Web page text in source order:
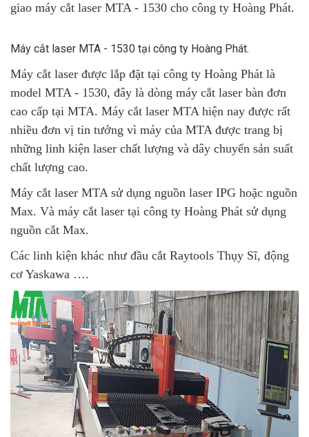
giao máy cắt laser MTA - 1530 cho công ty Hoàng Phát.
Máy cắt laser MTA - 1530 tại công ty Hoàng Phát.
Máy cắt laser được lắp đặt tại công ty Hoàng Phát là
model MTA - 1530, đây là dòng máy cắt laser bàn đơn
cao cấp tại MTA. Máy cắt laser MTA hiện nay được rất
nhiều đơn vị tin tưởng vì máy của MTA được trang bị
những linh kiện laser chất lượng và dây chuyển sản suất
chất lượng cao.
Máy cắt laser MTA sử dụng nguồn laser IPG hoặc nguồn
Max. Và máy cắt laser tại công ty Hoàng Phát sử dụng
nguồn cắt Max.
Các linh kiện khác như đầu cắt Raytools Thụy Sĩ, động
cơ Yaskawa ….